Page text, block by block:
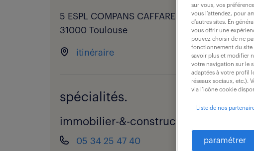
5 ESPL COMPANS CAFFARELLI,
31000 Toulouse
itinéraire
spécialités.
immobilier-&-construction
05 34 25 47 40
sur vous, vos
vous l’attendez, pour
d’autres sites. En
vous offrir une
pouvez choisir de ne
fonctionnement du site
savoir plus et modifier
votre navigation sur le
adaptées à votre profil
réseaux sociaux, etc.).
via l’icône cookie
Liste de nos
paramétrer